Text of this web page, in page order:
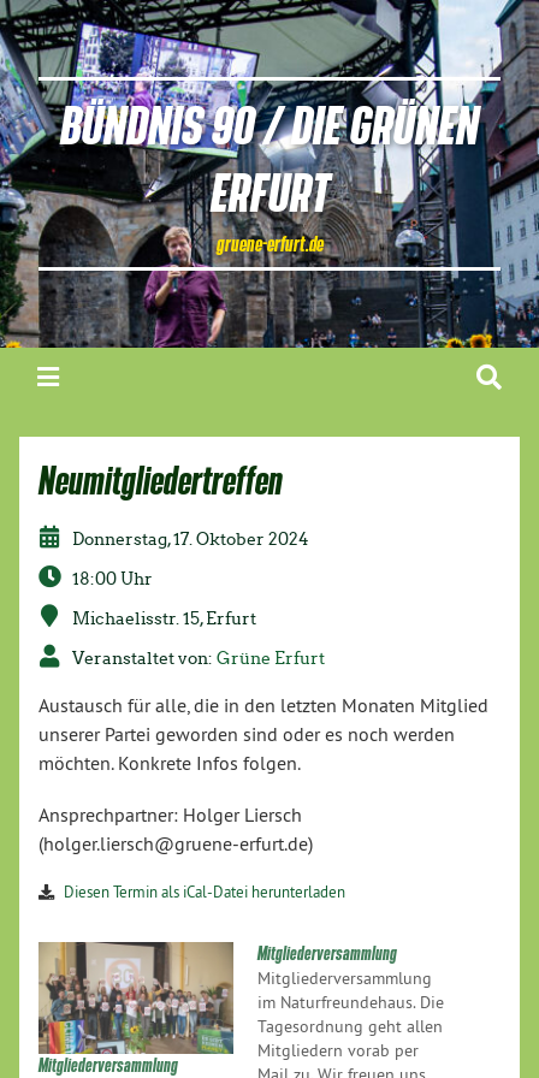
BÜNDNIS 90 / DIE GRÜNEN
ERFURT
gruene-erfurt.de
Neumitgliedertreffen
Donnerstag, 17. Oktober 2024
18:00 Uhr
Michaelisstr. 15, Erfurt
Veranstaltet von:Grüne Erfurt
Austausch für alle, die in den letzten Monaten Mitglied
unserer Partei geworden sind oder es noch werden
möchten. Konkrete Infos folgen.
Ansprechpartner: Holger Liersch
(holger.liersch@gruene-erfurt.de)
Diesen Termin als iCal-Datei herunterladen
Mitgliederversammlung
Mitgliederversammlung
Mitgliederversammlung
im Naturfreundehaus. Die
Tagesordnung geht allen
Mitgliedern vorab per